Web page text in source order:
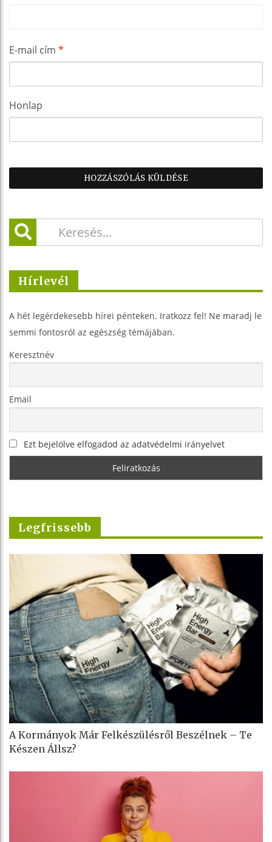
E-mail cím *
Honlap
Hírlevél
A hét legérdekesebb hírei pénteken. Iratkozz fel! Ne maradj le
semmi fontosról az egészség témájában.
Keresztnév
Email
Ezt bejelölve elfogadod az adatvédelmi irányelvet
Legfrissebb
A Kormányok Már Felkészülésről Beszélnek – Te
Készen Állsz?